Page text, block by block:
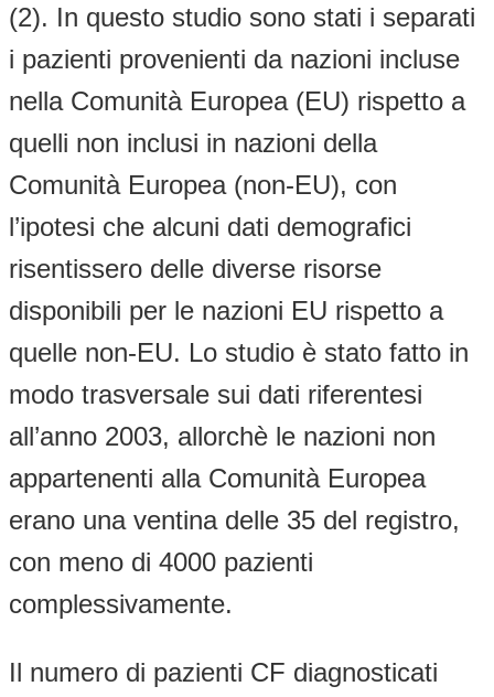
(2). In questo studio sono stati i separati
i pazienti provenienti da nazioni incluse
nella Comunità Europea (EU) rispetto a
quelli non inclusi in nazioni della
Comunità Europea (non-EU), con
l’ipotesi che alcuni dati demografici
risentissero delle diverse risorse
disponibili per le nazioni EU rispetto a
quelle non-EU. Lo studio è stato fatto in
modo trasversale sui dati riferentesi
all’anno 2003, allorchè le nazioni non
appartenenti alla Comunità Europea
erano una ventina delle 35 del registro,
con meno di 4000 pazienti
complessivamente.
Il numero di pazienti CF diagnosticati